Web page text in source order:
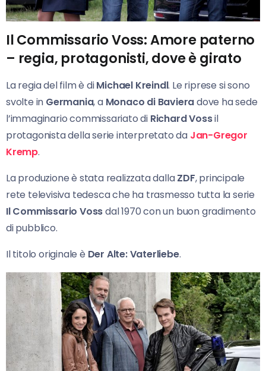
Il Commissario Voss: Amore paterno
– regia, protagonisti, dove è girato
La regia del film è diMichael Kreindl. Le riprese si sono
svolte in Germania, a Monaco di Bavieradove ha sede
l’immaginario commissariato di Richard Vossil
protagonista della serie interpretato da Jan-Gregor
Kremp.
La produzione è stata realizzata dallaZDF, principale
rete televisiva tedesca che ha trasmesso tutta la serie
Il Commissario Vossdal 1970 con un buon gradimento
di pubblico.
Il titolo originale è Der Alte: Vaterliebe.